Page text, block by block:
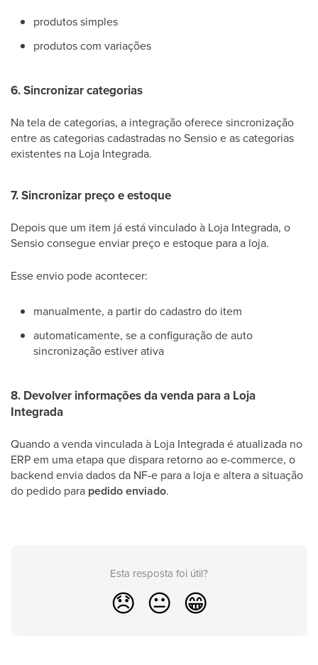
produtos simples
produtos com variações
6. Sincronizar categorias
Na tela de categorias, a integração oferece sincronização
entre as categorias cadastradas no Sensio e as categorias
existentes na Loja Integrada.
7. Sincronizar preço e estoque
Depois que um item já está vinculado à Loja Integrada, o
Sensio consegue enviar preço e estoque para a loja.
Esse envio pode acontecer:
manualmente, a partir do cadastro do item
automaticamente, se a configuração de auto
sincronização estiver ativa
8. Devolver informações da venda para a Loja
Integrada
Quando a venda vinculada à Loja Integrada é atualizada no
ERP em uma etapa que dispara retorno ao e-commerce, o
backend envia dados da NF-e para a loja e altera a situação
do pedido para pedido enviado.
Esta resposta foi útil?
😞 😐 😁